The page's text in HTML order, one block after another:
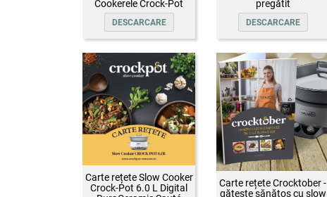
Cookerele Crock-Pot
DESCARCARE
pregătit
DESCARCARE
Carte rețete Slow Cooker
Crock-Pot 6.0 L Digital
Carte rețete Crocktober -
gătește sănătos cu slow